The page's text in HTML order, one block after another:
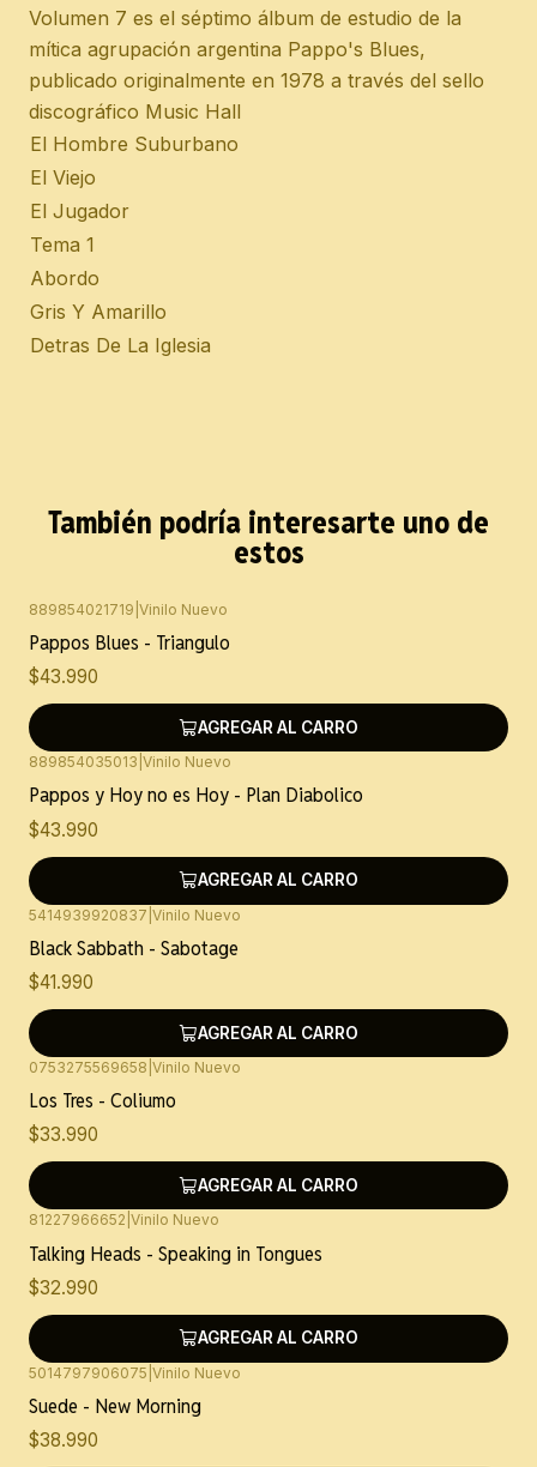
Volumen 7 es el séptimo álbum de estudio de la
mítica agrupación argentina Pappo's Blues,
publicado originalmente en 1978 a través del sello
discográfico Music Hall
El Hombre Suburbano
El Viejo
El Jugador
Tema 1
Abordo
Gris Y Amarillo
Detras De La Iglesia
También podría interesarte uno de
estos
889854021719 Vinilo Nuevo
Pappos Blues - Triangulo
$43.990
AGREGAR AL CARRO
889854035013 Vinilo Nuevo
Pappos y Hoy no es Hoy - Plan Diabolico
$43.990
AGREGAR AL CARRO
5414939920837 Vinilo Nuevo
Black Sabbath - Sabotage
$41.990
AGREGAR AL CARRO
0753275569658 Vinilo Nuevo
Los Tres - Coliumo
$33.990
AGREGAR AL CARRO
81227966652 Vinilo Nuevo
Talking Heads - Speaking in Tongues
$32.990
AGREGAR AL CARRO
5014797906075 Vinilo Nuevo
Suede - New Morning
$38.990